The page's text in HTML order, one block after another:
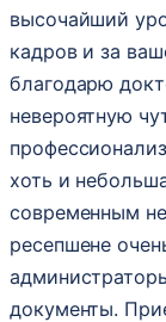
высочайший
кадров и за
благодарю
невероятную
хоть и
современным
ресепшене
документы.